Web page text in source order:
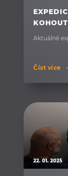
Aktuálně
Číst více
22. 01. 2025